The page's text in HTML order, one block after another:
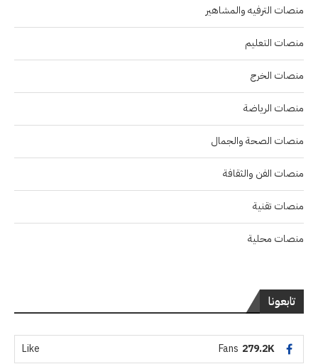
منصات الترفيه والمشاهير
منصات التعليم
منصات الخرج
منصات الرياضة
منصات الصحة والجمال
منصات الفن والثقافة
منصات تقنية
منصات محلية
تابعونا
279.2K
Fans
Like